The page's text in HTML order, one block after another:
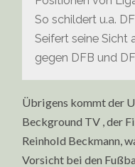
So schildert u.a.
Seifert seine Sicht
gegen DFB und
Übrigens kommt der
Beckground TV , der
Reinhold Beckmann,
Vorsicht bei den